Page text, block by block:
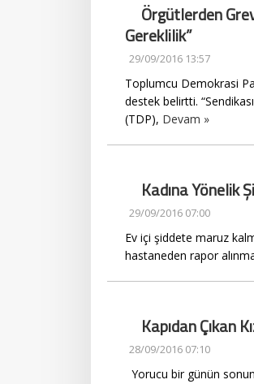
Örgütlerden
Gereklilik”
29/09/2016 13:57
Toplumcu Demokrasi
destek belirtti.
(TDP), Devam »
Kadına Yönelik
29/09/2016 07:00
Ev içi şiddete maruz
hastaneden rapor
Kapıdan Çıkan
28/09/2016 07:10
Yorucu bir günün